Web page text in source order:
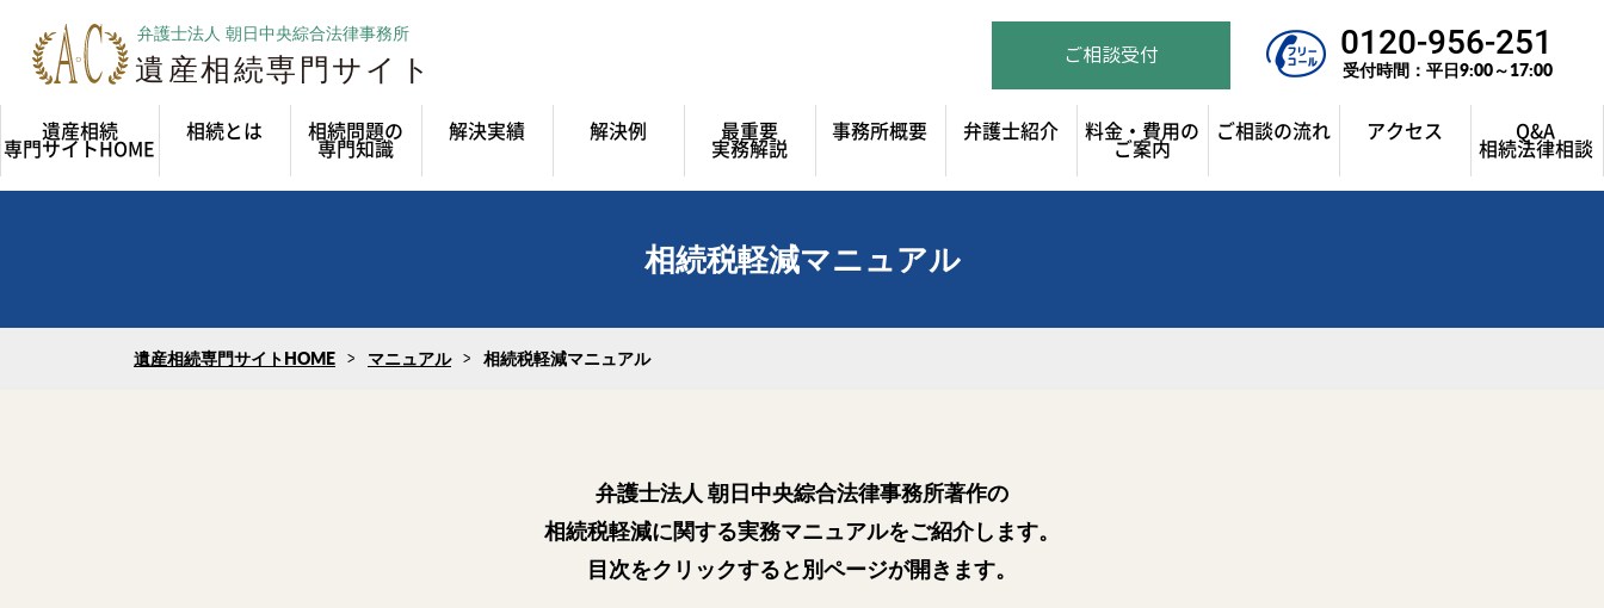
ご相談受付 0120-956-251
受付時間：平日9:00～17:00
遺産相続
専門サイトHOME
相続とは 相続問題の
専門知識
解決実績 解決例 最重要
実務解説
事務所概要 弁護士紹介 料金・費用の
ご案内
ご相談の流れ アクセス Q&A
相続法律相談
相続税軽減マニュアル
遺産相続専門サイトHOME マニュアル 相続税軽減マニュアル
弁護士法人 朝日中央綜合法律事務所著作の
相続税軽減に関する実務マニュアルをご紹介します。
目次をクリックすると別ページが開きます。